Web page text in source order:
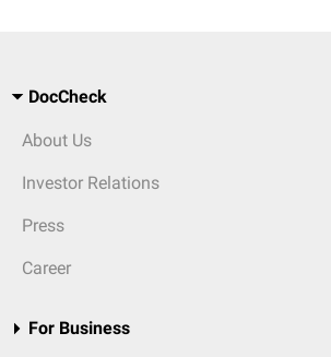
DocCheck
About Us
Investor Relations
Press
Career
For Business